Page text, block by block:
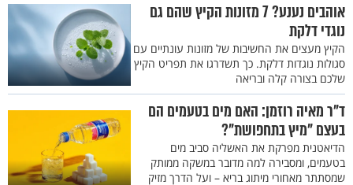
אוהבים נענע? 7 מזונות הקיץ שהם גם
נוגדי דלקת
הקיץ מעצים את החשיבות של מזונות עונתיים עם
סגולות נוגדות דלקת. כך תשדרגו את תפריט הקיץ
שלכם בצורה קלה ובריאה
ד"ר מאיה רוזמן: האם מים בטעמים הם
בעצם "מיץ בתחפושת"?
הדיאטנית מפרקת את האשליה סביב מים
בטעמים, ומסבירה למה מדובר במשקה ממותק
שמסתתר מאחורי מיתוג בריא – ועל הדרך מזיק